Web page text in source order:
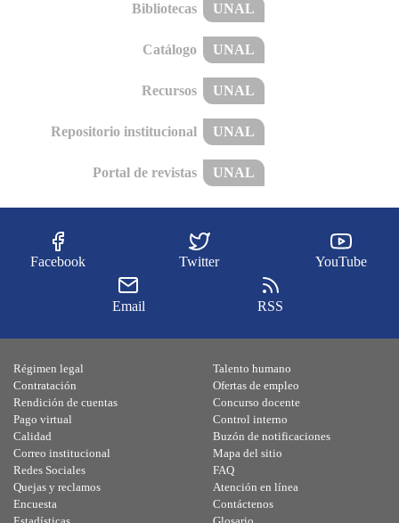
Bibliotecas UNAL
Catálogo UNAL
Recursos UNAL
Repositorio institucional UNAL
Portal de revistas UNAL
Facebook Twitter YouTube
Email RSS
Régimen legal
Contratación
Rendición de cuentas
Pago virtual
Calidad
Talento humano
Ofertas de empleo
Concurso docente
Control interno
Buzón de notificaciones
Correo institucional
Redes Sociales
Quejas y reclamos
Encuesta
Mapa del sitio
FAQ
Atención en línea
Contáctenos